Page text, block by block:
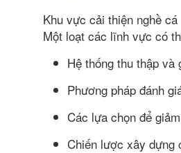
Khu vực cải thiện nghề cá
Một loạt các lĩnh vực có
Hệ thống thu thập và
Phương pháp đánh
Các lựa chọn để
Chiến lược xây dựng